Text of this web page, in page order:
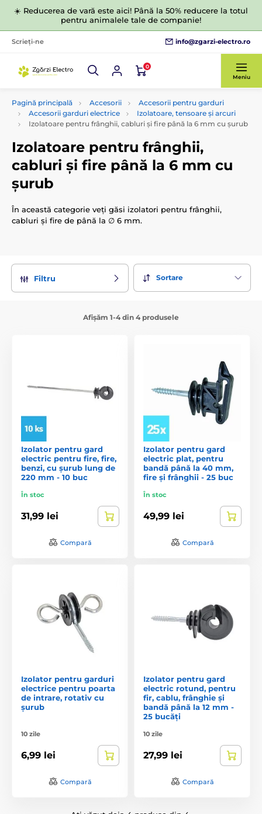
☀️ Reducerea de vară este aici! Până la 50% reducere la totul
pentru animalele tale de companie!
Scrieți-ne info@zgarzi-electro.ro
0
Meniu
Pagină principală Accesorii
Accesorii pentru garduri
Accesorii garduri electrice
Izolatoare, tensoare și arcuri
Izolatoare pentru frânghii, cabluri și fire până la 6 mm cu șurub
Izolatoare pentru frânghii,
cabluri și fire până la 6 mm cu
șurub
În această categorie veți găsi izolatori pentru frânghii,
cabluri și fire de până la ∅ 6 mm.
Filtru Sortare
Afișăm 1-4 din 4 produsele
Izolator pentru gard
electric pentru fire, fire,
benzi, cu șurub lung de
220 mm - 10 buc
În stoc
31,99 lei
Compară
Izolator pentru gard
electric plat, pentru
bandă până la 40 mm,
fire și frânghii - 25 buc
În stoc
49,99 lei
Compară
Izolator pentru garduri
electrice pentru poarta
de intrare, rotativ cu
șurub
10 zile
6,99 lei
Compară
Izolator pentru gard
electric rotund, pentru
fir, cablu, frânghie și
bandă până la 12 mm -
25 bucăți
10 zile
27,99 lei
Compară